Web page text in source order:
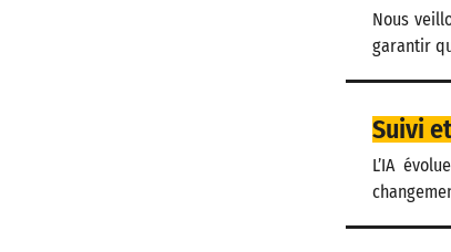
Nous
garantir
Suivi
L’IA